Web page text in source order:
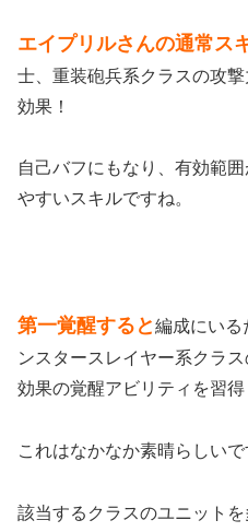
エイプリルさんの通常ス
士、重装砲兵系クラスの攻
効果！
自己バフにもなり、有効範
やすいスキルですね。
第一覚醒すると編成にいる
ンスタースレイヤー系クラ
効果の覚醒アビリティを習得
これはなかなか素晴らしいで
該当するクラスのユニット